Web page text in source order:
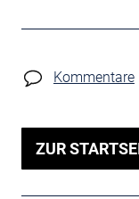
Kommentare
ZUR